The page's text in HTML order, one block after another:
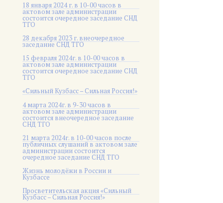
18 января 2024 г. в 10-00 часов в
актовом зале администрации
состоится очередное заседание СНД
ТГО
28 декабря 2023 г. внеочередное
заседание СНД ТГО
15 февраля 2024г. в 10-00 часов в
актовом зале администрации
состоится очередное заседание СНД
ТГО
«Сильный Кузбасс – Сильная Россия!»
4 марта 2024г. в 9-30 часов в
актовом зале администрации
состоится внеочередное заседание
СНД ТГО
21 марта 2024г. в 10-00 часов после
публичных слушаний в актовом зале
администрации состоится
очередное заседание СНД ТГО
Жизнь молодёжи в России и
Кузбассе
Просветительская акция «Сильный
Кузбасс – Сильная Россия!»